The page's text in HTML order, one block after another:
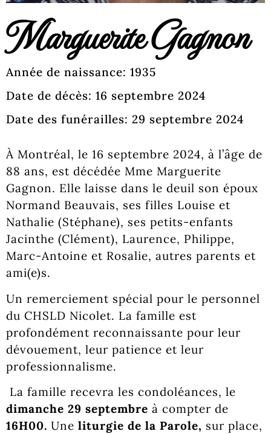
Marguerite Gagnon
Année de naissance: 1935
Date de décès: 16 septembre 2024
Date des funérailles: 29 septembre 2024
À Montréal, le 16 septembre 2024, à l’âge de
88 ans, est décédée Mme Marguerite
Gagnon. Elle laisse dans le deuil son époux
Normand Beauvais, ses filles Louise et
Nathalie (Stéphane), ses petits-enfants
Jacinthe (Clément), Laurence, Philippe,
Marc-Antoine et Rosalie, autres parents et
ami(e)s.
Un remerciement spécial pour le personnel
du CHSLD Nicolet. La famille est
profondément reconnaissante pour leur
dévouement, leur patience et leur
professionnalisme.
La famille recevra les condoléances, le
dimanche 29 septembre à compter de
16H00. Une liturgie de la Parole, sur place,